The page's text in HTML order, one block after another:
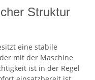
Struktur
eine stabile
mit der Maschine
ist in der Regel